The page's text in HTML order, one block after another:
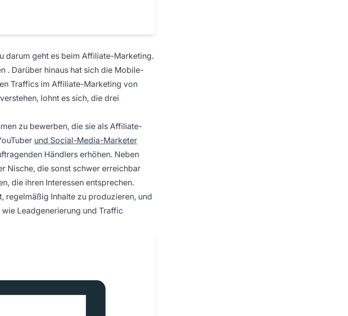
darum geht es beim Affiliate-Marketing.
. Darüber hinaus hat sich die Mobile-
Traffics im Affiliate-Marketing von
lohnt es sich, die drei
zu bewerben, die sie als Affiliate-
und Social-Media-Marketer
Händlers erhöhen. Neben
Nische, die sonst schwer erreichbar
die ihren Interessen entsprechen.
regelmäßig Inhalte zu produzieren, und
Leadgenerierung und Traffic